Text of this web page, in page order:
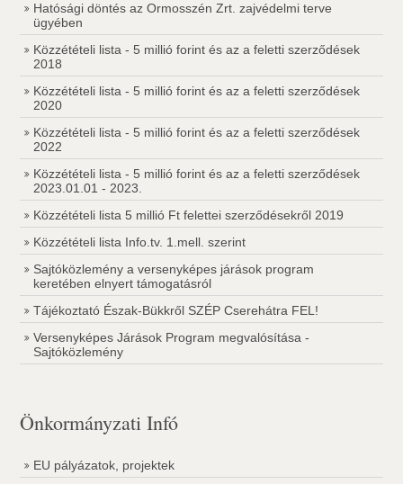
Hatósági döntés az Ormosszén Zrt. zajvédelmi terve
ügyében
Közzétételi lista - 5 millió forint és az a feletti szerződések
2018
Közzétételi lista - 5 millió forint és az a feletti szerződések
2020
Közzétételi lista - 5 millió forint és az a feletti szerződések
2022
Közzétételi lista - 5 millió forint és az a feletti szerződések
2023.01.01 - 2023.
Közzétételi lista 5 millió Ft felettei szerződésekről 2019
Közzétételi lista Info.tv. 1.mell. szerint
Sajtóközlemény a versenyképes járások program
keretében elnyert támogatásról
Tájékoztató Észak-Bükkről SZÉP Cserehátra FEL!
Versenyképes Járások Program megvalósítása -
Sajtóközlemény
Önkormányzati Infó
EU pályázatok, projektek